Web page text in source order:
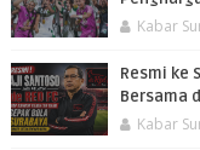
Kabar
Resmi ke
Bersama
Kabar